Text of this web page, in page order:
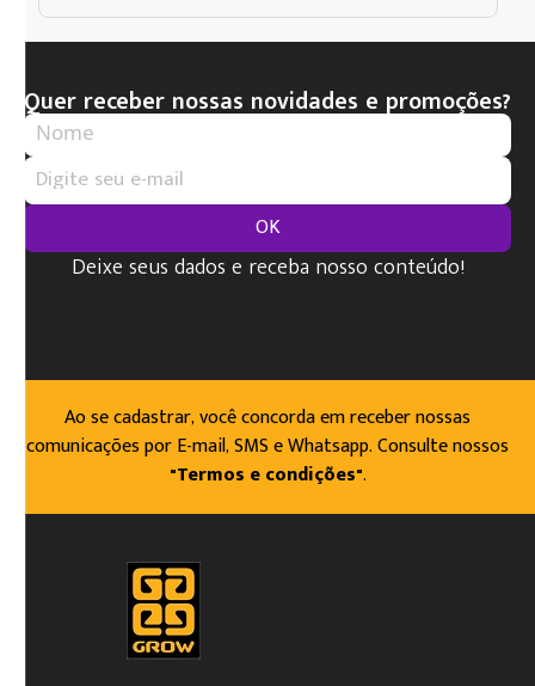
Quer receber nossas novidades e promoções?
OK
Deixe seus dados e receba nosso conteúdo!
Ao se cadastrar, você concorda em receber nossas
comunicações por E-mail, SMS e Whatsapp. Consulte nossos
"Termos e condições".